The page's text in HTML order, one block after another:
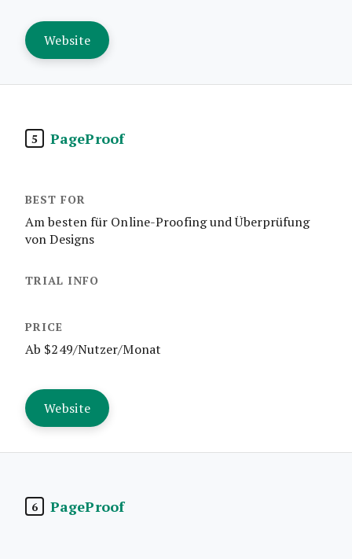
Website
5 PageProof
Am besten für Online-Proofing und Überprüfung
von Designs
Ab $249/Nutzer/Monat
Website
6 PageProof